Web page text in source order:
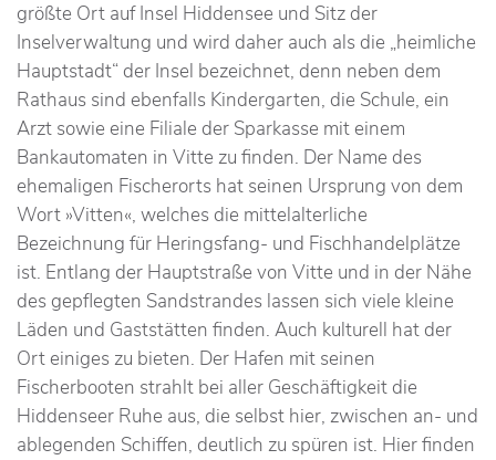
größte Ort auf Insel Hiddensee und Sitz der
Inselverwaltung und wird daher auch als die „heimliche
Hauptstadt“ der Insel bezeichnet, denn neben dem
Rathaus sind ebenfalls Kindergarten, die Schule, ein
Arzt sowie eine Filiale der Sparkasse mit einem
Bankautomaten in Vitte zu finden. Der Name des
ehemaligen Fischerorts hat seinen Ursprung von dem
Wort »Vitten«, welches die mittelalterliche
Bezeichnung für Heringsfang- und Fischhandelplätze
ist. Entlang der Hauptstraße von Vitte und in der Nähe
des gepflegten Sandstrandes lassen sich viele kleine
Läden und Gaststätten finden. Auch kulturell hat der
Ort einiges zu bieten. Der Hafen mit seinen
Fischerbooten strahlt bei aller Geschäftigkeit die
Hiddenseer Ruhe aus, die selbst hier, zwischen an- und
ablegenden Schiffen, deutlich zu spüren ist. Hier finden